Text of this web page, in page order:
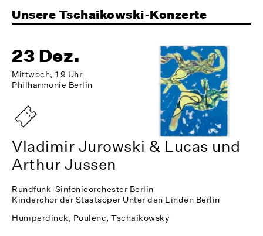
Unsere Tschaikowski-Konzerte
23 Dez.
Mittwoch, 19 Uhr
Philharmonie Berlin
Vladimir Jurowski & Lucas und
Arthur Jussen
Rundfunk-Sinfonieorchester Berlin
Kinderchor der Staatsoper Unter den Linden Berlin
Humperdinck, Poulenc, Tschaikowsky